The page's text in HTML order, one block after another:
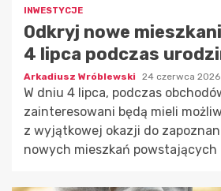
INWESTYCJE
Odkryj nowe
4 lipca podczas
Arkadiusz Wróblewski 24 czerwca 2026
W dniu 4 lipca, podczas
zainteresowani będą mieli
z wyjątkowej okazji do
nowych mieszkań powstających